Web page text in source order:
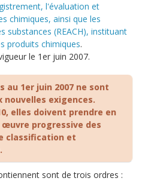
l'évaluation et
chimiques, ainsi que les
substances (REACH), instituant
produits chimiques.
le 1er juin 2007.
au 1er juin 2007 ne sont
nouvelles exigences.
elles doivent prendre en
progressive des
classification et
sont de trois ordres :